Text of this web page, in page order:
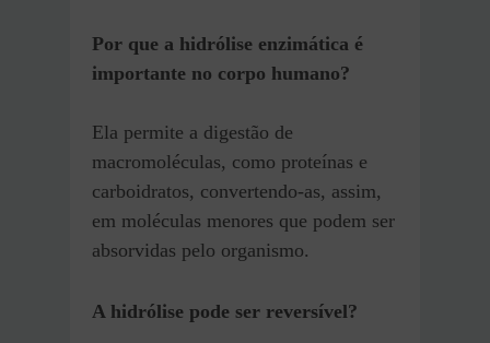
Por que a hidrólise enzimática é
importante no corpo humano?
Ela permite a digestão de
macromoléculas, como proteínas e
carboidratos, convertendo-as, assim,
em moléculas menores que podem ser
absorvidas pelo organismo.
A hidrólise pode ser reversível?